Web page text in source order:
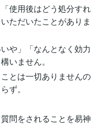
使用後はどう処分すれ
ただいたことがありま
や」「なんとなく効力
いません。
とは一切ありませんの
ず。
問をされることを易神